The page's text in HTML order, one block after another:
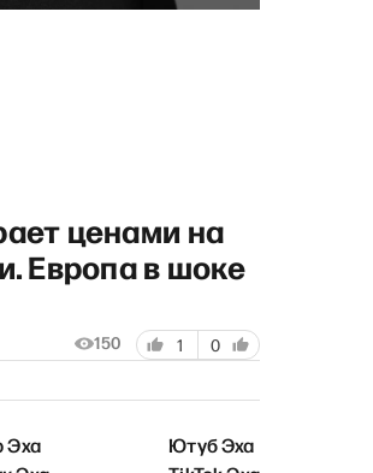
ценами на
Европа в шоке
150 1 0
Эха
Ютуб Эха